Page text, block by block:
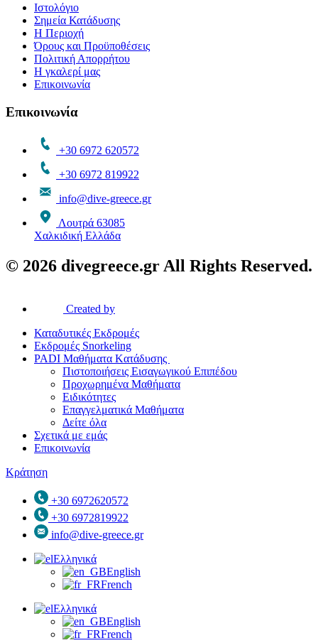
Ιστολόγιο
Σημεία Κατάδυσης
Η Περιοχή
Όρους και Προϋποθέσεις
Πολιτική Απορρήτου
Η γκαλερί μας
Επικοινωνία
Επικοινωνία
+30 6972 620572
+30 6972 819922
info@dive-greece.gr
Λουτρά 63085
Χαλκιδική Ελλάδα
© 2026 divegreece.gr All Rights Reserved.
Created by
Καταδυτικές Eκδρομές
Εκδρομές Snorkeling
PADI Mαθήματα Kατάδυσης
Πιστοποιήσεις Εισαγωγικού Επιπέδου
Προχωρημένα Μαθήματα
Ειδικότητες
Επαγγελματικά Μαθήματα
Δείτε όλα
Σχετικά με εμάς
Επικοινωνία
Κράτηση
+30 6972620572
+30 6972819922
info@dive-greece.gr
Ελληνικά
English
French
Ελληνικά
English
French